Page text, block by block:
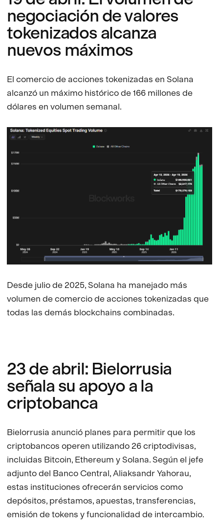
negociación de valores
tokenizados alcanza
nuevos máximos
El comercio de acciones tokenizadas en Solana
alcanzó un máximo histórico de 166 millones de
dólares en volumen semanal.
Desde julio de 2025, Solana ha manejado más
volumen de comercio de acciones tokenizadas que
todas las demás blockchains combinadas.
23 de abril: Bielorrusia
señala su apoyo a la
criptobanca
Bielorrusia anunció planes para permitir que los
criptobancos operen utilizando 26 criptodivisas,
incluidas Bitcoin, Ethereum y Solana. Según el jefe
adjunto del Banco Central, Aliaksandr Yahorau,
estas instituciones ofrecerán servicios como
depósitos, préstamos, apuestas, transferencias,
emisión de tokens y funcionalidad de intercambio.